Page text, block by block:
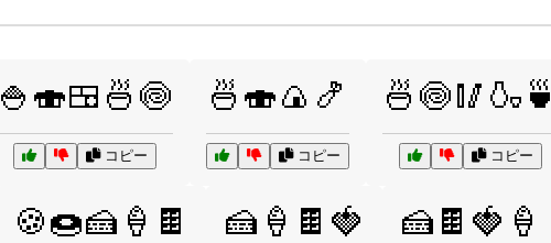
🍚🍣🍱🍜🍥
コピー
🍜🍣🍙🍤
コピー
🍜🍥🥢🍶🍵
コピー
🍪🍩🍰🍦🍫 🍰🍦🍫🍓 🍰🍫🍓🍦